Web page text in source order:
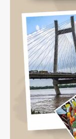
इतिहास;घूमने
की
जगह